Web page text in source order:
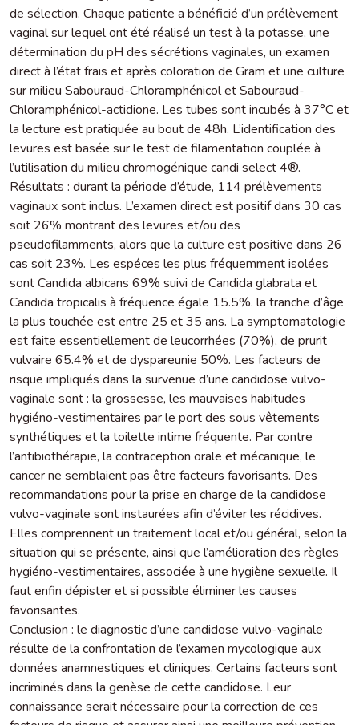
de sélection. Chaque patiente a bénéficié d’un prélèvement
vaginal sur lequel ont été réalisé un test à la potasse, une
détermination du pH des sécrétions vaginales, un examen
direct à l’état frais et après coloration de Gram et une culture
sur milieu Sabouraud-Chloramphénicol et Sabouraud-
Chloramphénicol-actidione. Les tubes sont incubés à 37°C et
la lecture est pratiquée au bout de 48h. L’identification des
levures est basée sur le test de filamentation couplée à
l’utilisation du milieu chromogénique candi select 4®.
Résultats : durant la période d’étude, 114 prélèvements
vaginaux sont inclus. L’examen direct est positif dans 30 cas
soit 26% montrant des levures et/ou des
pseudofilamments, alors que la culture est positive dans 26
cas soit 23%. Les espéces les plus fréquemment isolées
sont Candida albicans 69% suivi de Candida glabrata et
Candida tropicalis à fréquence égale 15.5%. la tranche d’âge
la plus touchée est entre 25 et 35 ans. La symptomatologie
est faite essentiellement de leucorrhées (70%), de prurit
vulvaire 65.4% et de dyspareunie 50%. Les facteurs de
risque impliqués dans la survenue d’une candidose vulvo-
vaginale sont : la grossesse, les mauvaises habitudes
hygiéno-vestimentaires par le port des sous vêtements
synthétiques et la toilette intime fréquente. Par contre
l’antibiothérapie, la contraception orale et mécanique, le
cancer ne semblaient pas être facteurs favorisants. Des
recommandations pour la prise en charge de la candidose
vulvo-vaginale sont instaurées afin d’éviter les récidives.
Elles comprennent un traitement local et/ou général, selon la
situation qui se présente, ainsi que l’amélioration des règles
hygiéno-vestimentaires, associée à une hygiène sexuelle. Il
faut enfin dépister et si possible éliminer les causes
favorisantes.
Conclusion : le diagnostic d’une candidose vulvo-vaginale
résulte de la confrontation de l’examen mycologique aux
données anamnestiques et cliniques. Certains facteurs sont
incriminés dans la genèse de cette candidose. Leur
connaissance serait nécessaire pour la correction de ces